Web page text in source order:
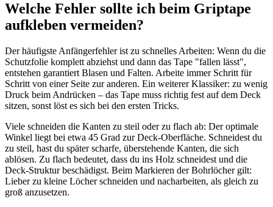
Welche Fehler sollte ich beim Griptape
aufkleben vermeiden?
Der häufigste Anfängerfehler ist zu schnelles Arbeiten: Wenn du die
Schutzfolie komplett abziehst und dann das Tape "fallen lässt",
entstehen garantiert Blasen und Falten. Arbeite immer Schritt für
Schritt von einer Seite zur anderen. Ein weiterer Klassiker: zu wenig
Druck beim Andrücken – das Tape muss richtig fest auf dem Deck
sitzen, sonst löst es sich bei den ersten Tricks.
Viele schneiden die Kanten zu steil oder zu flach ab: Der optimale
Winkel liegt bei etwa 45 Grad zur Deck-Oberfläche. Schneidest du
zu steil, hast du später scharfe, überstehende Kanten, die sich
ablösen. Zu flach bedeutet, dass du ins Holz schneidest und die
Deck-Struktur beschädigst. Beim Markieren der Bohrlöcher gilt:
Lieber zu kleine Löcher schneiden und nacharbeiten, als gleich zu
groß anzusetzen.